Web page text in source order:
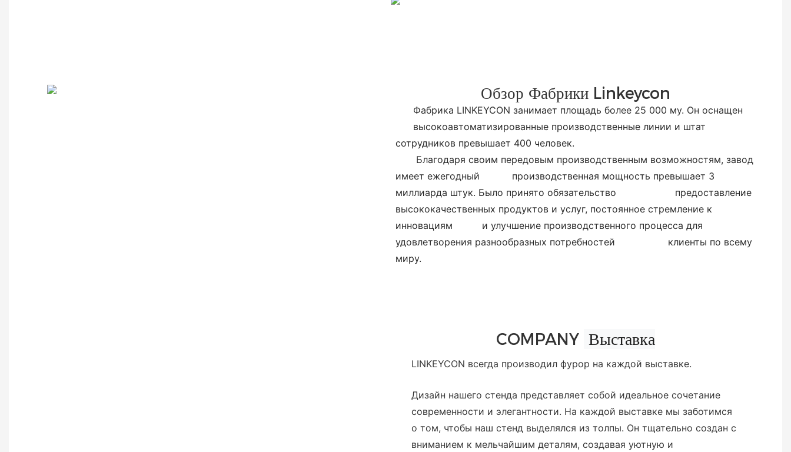
Обзор Фабрики Linkeycon
Фабрика LINKEYCON занимает площадь более 25 000 му. Он оснащен
высокоавтоматизированные производственные линии и штат
сотрудников превышает 400 человек.
Благодаря своим передовым производственным возможностям, завод
имеет ежегодный
производственная мощность превышает 3
миллиарда штук. Было принято обязательство
предоставление
высококачественных продуктов и услуг, постоянное стремление к
инновациям и улучшение производственного процесса для
удовлетворения разнообразных потребностей клиенты по всему
миру.
COMPANY Выставка
LINKEYCON всегда производил фурор на каждой выставке.
Дизайн нашего стенда представляет собой идеальное сочетание
современности и элегантности. На каждой выставке мы заботимся
о том, чтобы наш стенд выделялся из толпы. Он тщательно создан с
вниманием к мельчайшим деталям, создавая уютную и